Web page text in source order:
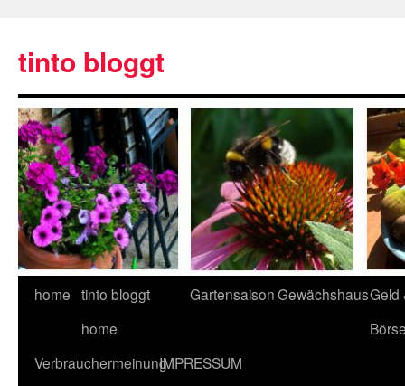
tinto bloggt
home tinto bloggt
home
GartensaisonGewächshausGeld
VerbrauchermeinungIMPRESSUM